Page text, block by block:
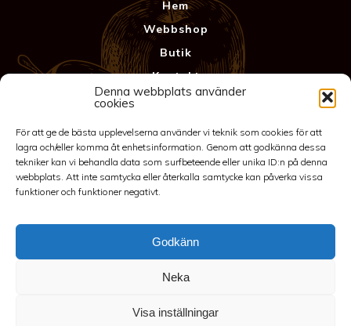
Denna webbplats använder
cookies
För att ge de bästa upplevelserna använder vi teknik som cookies för att
lagra och/eller komma åt enhetsinformation. Genom att godkänna dessa
tekniker kan vi behandla data som surfbeteende eller unika ID:n på denna
webbplats. Att inte samtycka eller återkalla samtycke kan påverka vissa
funktioner och funktioner negativt.
Godkänn
Neka
Visa inställningar
Hem
Webbshop
Butik
Kontakt
Anläggning
Integritetspolicy
©2026 Spakarps plantskola